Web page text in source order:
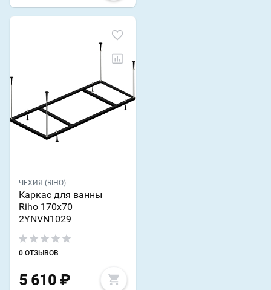
ЧЕХИЯ (RIHO)
Каркас для ванны
Riho 170x70
2YNVN1029
0 ОТЗЫВОВ
5 610 ₽